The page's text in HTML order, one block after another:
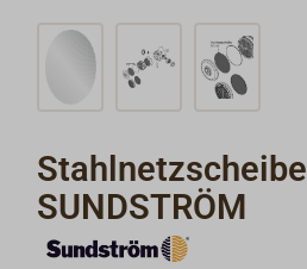
Stahlnetzscheibe
SUNDSTRÖM